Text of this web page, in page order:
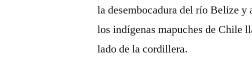
la desembocadura del río Belize
los indígenas mapuches de Chile
lado de la cordillera.